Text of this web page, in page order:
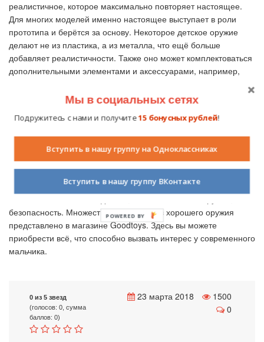
реалистичное, которое максимально повторяет настоящее.
Для многих моделей именно настоящее выступает в роли
прототипа и берётся за основу. Некоторое детское оружие
делают не из пластика, а из металла, что ещё больше
добавляет реалистичности. Также оно может комплектоваться
дополнительными элементами и аксессуарами, например,
Особый вид игрушечного оружия – это то, из которого можно
оружие, стреляющее водой. Такое отлично подходит для
жаркой летней поры.
Выбирая оружие в подарок своему сорванцу, обратите
безопасность. Множество разных видов хорошего оружия
представлено в магазине Goodtoys. Здесь вы можете
приобрести всё, что способно вызвать интерес у современного
мальчика.
0 из 5 звезд
(голосов: 0, сумма
баллов: 0)
23 марта 2018
1500
0
Мы в социальных сетях
Подружитесь с нами и получите15 бонусных рублей!
Вступить в нашу группу на Одноклассниках
Вступить в нашу группу ВКонтакте
POWERED BY